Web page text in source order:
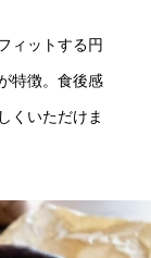
ィットする円
特徴。食後感
くいただけま